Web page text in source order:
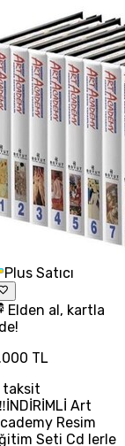
Plus Satıcı
Elden al, kartla
TL
taksit
Art
Resim
Seti Cd lerle